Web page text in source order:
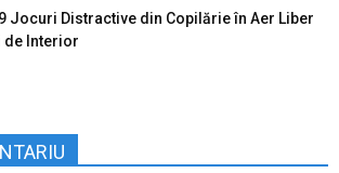
Jocuri Distractive din Copilărie în Aer Liber
de Interior